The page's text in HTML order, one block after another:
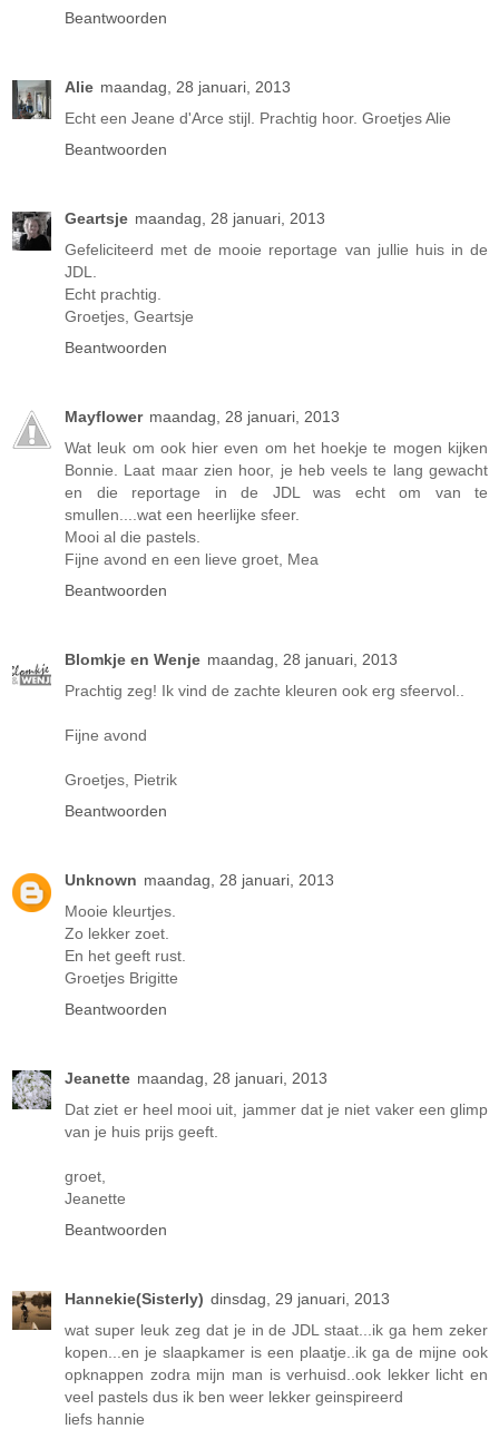
Beantwoorden
Alie maandag, 28 januari, 2013
Echt een Jeane d'Arce stijl. Prachtig hoor. Groetjes Alie
Beantwoorden
Geartsje maandag, 28 januari, 2013
Gefeliciteerd met de mooie reportage van jullie huis in de
JDL.
Echt prachtig.
Groetjes, Geartsje
Beantwoorden
Mayflower maandag, 28 januari, 2013
Wat leuk om ook hier even om het hoekje te mogen kijken
Bonnie. Laat maar zien hoor, je heb veels te lang gewacht
en die reportage in de JDL was echt om van te
smullen....wat een heerlijke sfeer.
Mooi al die pastels.
Fijne avond en een lieve groet, Mea
Beantwoorden
Blomkje en Wenje maandag, 28 januari, 2013
Prachtig zeg! Ik vind de zachte kleuren ook erg sfeervol..
Fijne avond
Groetjes, Pietrik
Beantwoorden
Unknown maandag, 28 januari, 2013
Mooie kleurtjes.
Zo lekker zoet.
En het geeft rust.
Groetjes Brigitte
Beantwoorden
Jeanette maandag, 28 januari, 2013
Dat ziet er heel mooi uit, jammer dat je niet vaker een glimp
van je huis prijs geeft.
groet,
Jeanette
Beantwoorden
Hannekie(Sisterly) dinsdag, 29 januari, 2013
wat super leuk zeg dat je in de JDL staat...ik ga hem zeker
kopen...en je slaapkamer is een plaatje..ik ga de mijne ook
opknappen zodra mijn man is verhuisd..ook lekker licht en
veel pastels dus ik ben weer lekker geinspireerd
liefs hannie